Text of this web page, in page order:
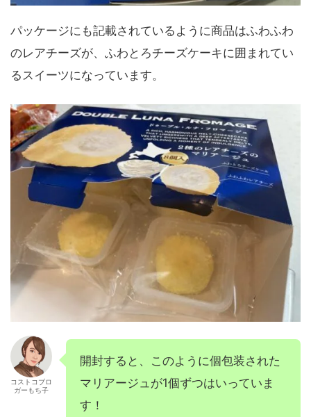
パッケージにも記載されているように商品はふわふわ
のレアチーズが、ふわとろチーズケーキに囲まれてい
るスイーツになっています。
コストコブロ
ガーもち子
開封すると、このように個包装された
マリアージュが1個ずつはいっていま
す！